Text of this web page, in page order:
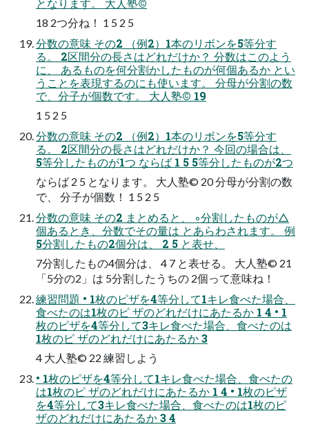
となります。 大人塾©
18 2つ分ね！ 1 5 2 5
分数の意味 その2 （例2）1本のリボンを5等分す
る。 2区間分の長さはどれだけか？ 分数はこのよう
に、 あるものを何分割かしたものが何個あるか とい
うことを表現するのにも使います。 分母が分割の数
で、分子が個数です。 大人塾© 19
1 5 2 5
分数の意味 その2 （例2）1本のリボンを5等分す
る。 2区間分の長さはどれだけか？ 今回の場合は、
5等分したものが1つ ならば 1 5 5等分したものが2つ
ならば 2 5 となります。 大人塾© 20 分母が分割の数
で、 分子が個数！ 1 5 2 5
分数の意味 その2 まとめると、 ◦分割したものが△
個あるとき、分数でその量は とあらわされます。 例
5分割したもの2個分は、 2 5 と表せ、
7分割したもの4個分は、 4 7 と表せる。 大人塾© 21
「5分の2」は 5分割したうちの 2個って意味ね！
練習問題 • 1枚のピザを4等分して1キレ食べた場合、
食べたのは1枚のピ ザのどれだけにあたるか 1 4 • 1
枚のピザを4等分して3キレ食べた場合、食べたのは
1枚のピ ザのどれだけにあたるか 3
4 大人塾© 22 練習しよう
• 1枚のピザを4等分して1キレ食べた場合、食べたの
は1枚のピ ザのどれだけにあたるか 1 4 • 1枚のピザ
を4等分して3キレ食べた場合、食べたのは1枚のピ
ザのどれだけにあたるか 3 4